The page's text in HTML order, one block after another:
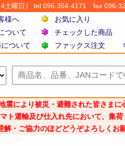
曜日） tel 096-354-4171 fax 096-
様へ お気に入り
ついて チェックした商品
ついて
ファックス注文
震により被災・避難された皆さまに
ト運輸及び仕入れ先において、集
解・ご協力のほどどうぞよろしくお